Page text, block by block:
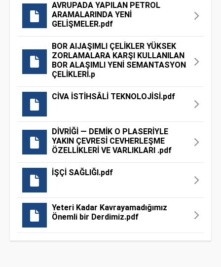
AVRUPADA YAPILAN PETROL
ARAMALARINDA YENİ
GELİŞMELER.pdf
BOR AIJAŞIMLI ÇELİKLER YÜKSEK
ZORLAMALARA KARŞI KULLANILAN
BOR ALAŞIMLI YENİ SEMANTASYON
ÇELİKLERİ.p
CİVA İSTİHSÂLİ TEKNOLOJİSİ.pdf
DİVRİĞİ — DEMİK O PLASERİYLE
YAKIN ÇEVRESİ CEVHERLEŞME
ÖZELLİKLERİ VE VARLIKLARI .pdf
İŞÇİ SAĞLIĞI.pdf
Yeteri Kadar Kavrayamadığımız
Önemli bir Derdimiz.pdf